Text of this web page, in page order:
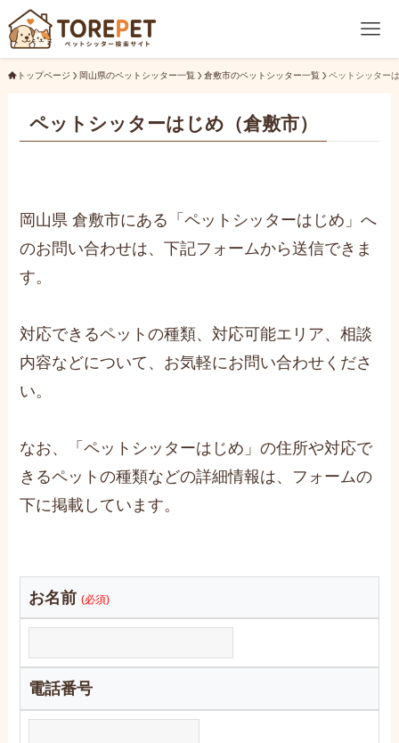
トップページ 岡山県のペットシッター一覧 倉敷市のペットシッター一覧 ペットシッター
ペットシッターはじめ（倉敷市）
岡山県 倉敷市にある「ペットシッターはじめ」へ
のお問い合わせは、下記フォームから送信できま
す。
対応できるペットの種類、対応可能エリア、相談
内容などについて、お気軽にお問い合わせくださ
い。
なお、「ペットシッターはじめ」の住所や対応で
きるペットの種類などの詳細情報は、フォームの
下に掲載しています。
お名前 (必須)
電話番号